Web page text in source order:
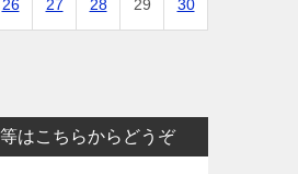
26 27 28 29 30
はこちらからどうぞ